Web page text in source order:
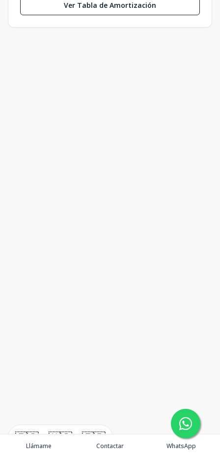
🇪🇸 🇺🇸 🇫🇷
Ver Tabla de Amortización
Llámame Contactar WhatsApp